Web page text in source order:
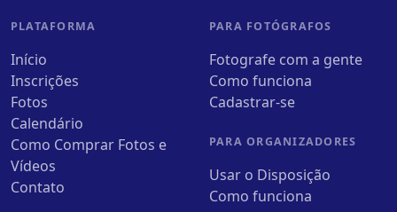
PLATAFORMA
Início
Inscrições
Fotos
Calendário
Como Comprar Fotos e
Vídeos
Contato
PARA FOTÓGRAFOS
Fotografe com a gente
Como funciona
Cadastrar-se
PARA ORGANIZADORES
Usar o Disposição
Como funciona